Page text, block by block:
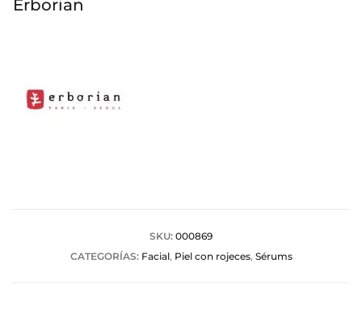
Erborian
SKU: 000869
CATEGORÍAS: Facial, Piel con rojeces, Sérums